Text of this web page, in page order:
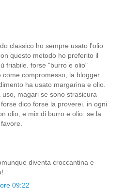
classico ho sempre usato l'olio
questo metodo ho preferito il
friabile. forse "burro e olio"
come compromesso, la blogger
ha usato margarina e olio.
magari se sono strasicura
dico forse la proverei. in ogni
olio, e mix di burro e olio. se la
diventa croccantina e
09:22